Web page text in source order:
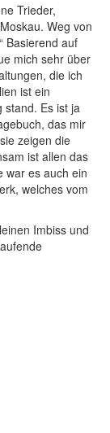
Trieder,
Weg von
Basierend auf
mich sehr über
die ich
ist ein
stand. Es ist ja
das mir
zeigen die
ist allen das
war es auch ein
welches vom
Imbiss und